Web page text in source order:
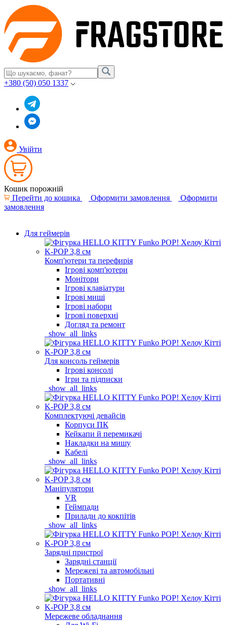
+380 (50) 050 1337
Увійти
Кошик порожній
Перейти до кошика
Оформити замовлення
Оформити
замовлення
Для геймерів
Комп'ютери та перефирія
Ігрові комп'ютери
Монітори
Ігрові клавіатури
Ігрові миші
Ігрові набори
Ігрові поверхні
Догляд та ремонт
_show_all_links
Для консоль геймерів
Ігрові консолі
Ігри та підписки
_show_all_links
Комплектуючі девайсів
Корпуси ПК
Кейкапи й перемикачі
Накладки на мишу
Кабелі
_show_all_links
Маніпулятори
VR
Геймпади
Прилади до кокпітів
_show_all_links
Зарядні пристрої
Зарядні станції
Мережеві та автомобільні
Портативні
_show_all_links
Мережеве обладнання